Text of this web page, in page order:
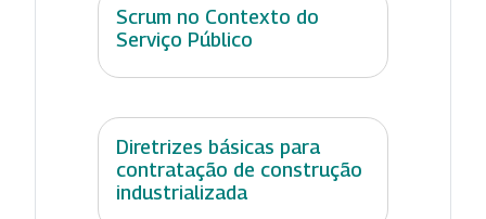
Scrum no Contexto do
Serviço Público
Diretrizes básicas para
contratação de construção
industrializada